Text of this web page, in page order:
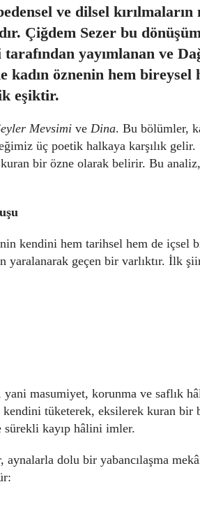
ve dilsel
Çiğdem Sezer bu
yayımlanan ve
kadın öznenin hem bireysel
eşiktir.
Mevsimi ve Dina. Bu bölümler,
üç poetik halkaya karşılık gelir.
bir özne olarak belirir. Bu
kendini hem tarihsel hem de içsel
geçen bir varlıktır. İlk
yani masumiyet, korunma ve saflık
tüketerek, eksilerek kuran
sürekli kayıp hâlini imler.
aynalarla dolu bir yabancılaşma